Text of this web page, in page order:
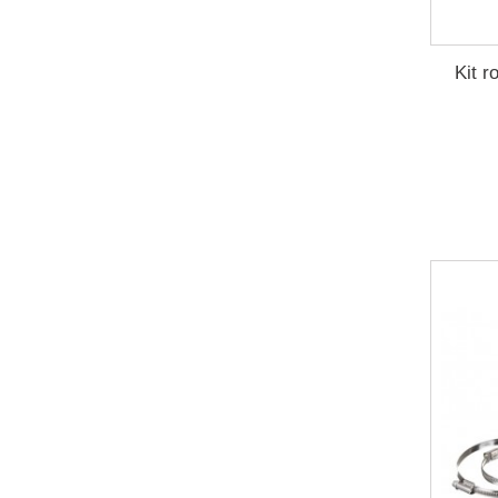
Kit